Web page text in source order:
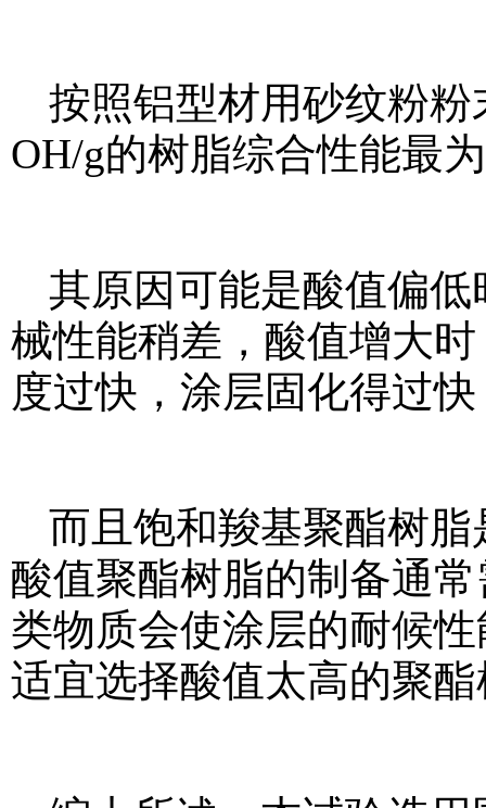
按照铝型材用砂纹粉
OH/g的树脂综合性能最
其原因可能是酸值偏
械性能稍差，酸值增大
度过快，涂层固化得过
而且饱和羧基聚酯树
酸值聚酯树脂的制备通
类物质会使涂层的耐候
适宜选择酸值太高的聚